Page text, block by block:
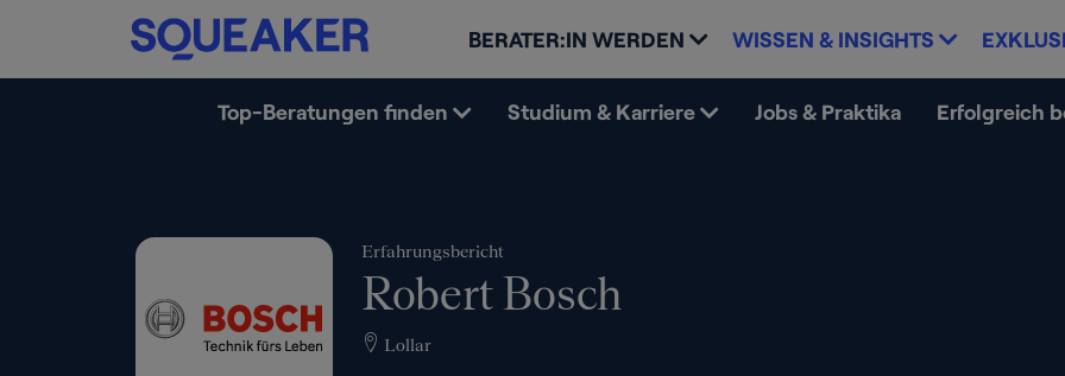
BERATER:IN WERDEN WISSEN & INSIGHTS
Top-Beratungen finden Studium & Karriere Jobs & Praktika Erfolgreich
Erfahrungsbericht
Robert Bosch
Lollar